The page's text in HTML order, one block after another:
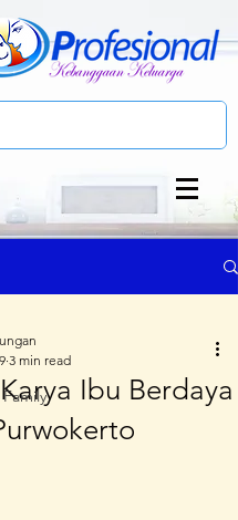
Ibu Berdaya
3 min read